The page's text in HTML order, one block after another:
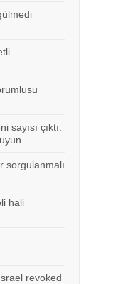
sayısı çıktı:
sorgulanmalı
hali
revoked